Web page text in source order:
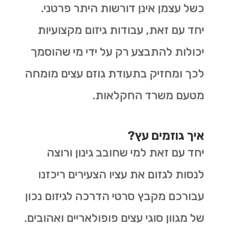
כשל עצמן אינן דורשות היתר פרטני.
יחד עם זאת, עבודות גיזום מקצועיות
יכולות להתבצע רק על ידי מי שהוסמך
לכך ומחזיק בתעודת גוזם עצים מומחה
מטעם משרד החקלאות.
איך גוזמים עץ?
יחד עם זאת למי שחובב גינון ורוצה
לנסות לגזום את עציו הצעירים ריכזנו
עבורכם מקבץ סרטי הדרכה לגיזום נכון
של מגוון סוגי עצים פופולאריים ואהובים.